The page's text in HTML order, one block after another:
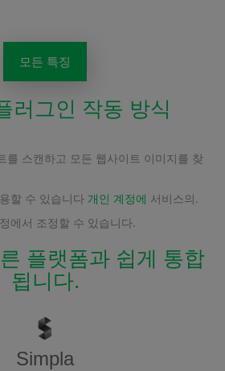
모든 특징
러그인 작동 방식
를 스캔하고 모든 웹사이트 이미지를 찾
할 수 있습니다 개인 계정에 서비스의.
에서 조정할 수 있습니다.
플랫폼과 쉽게 통합
됩니다.
Simpla